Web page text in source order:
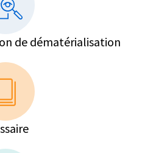
de dématérialisation